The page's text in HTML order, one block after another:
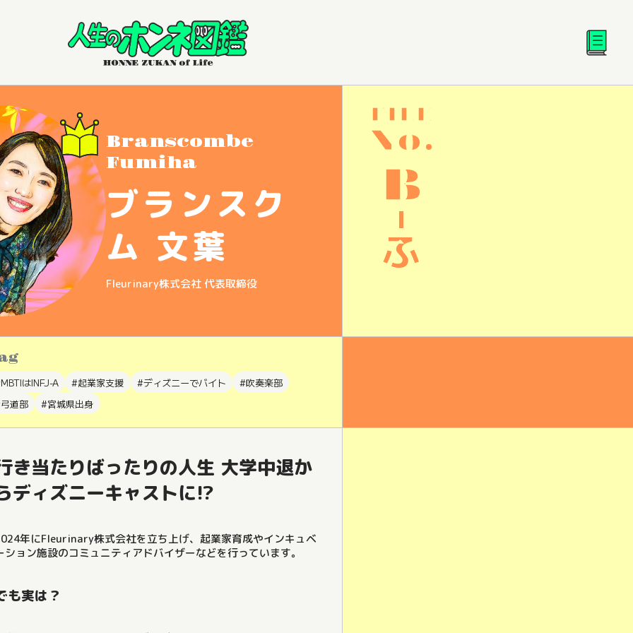
Branscombe
Fumiha
ブランスク
ム 文葉
Fleurinary株式会社 代表取締役
FILE
No.
B
ふ
はINFJ-A #起業家支援 #ディズニーでバイト
#吹奏楽部
道部
#宮城県出身
き当たりばったりの人生 大学中退か
ディズニーキャストに!?
年にFleurinary株式会社を立ち上げ、起業家育成やインキュベ
ション施設のコミュニティアドバイザーなどを行っています。
も実は？